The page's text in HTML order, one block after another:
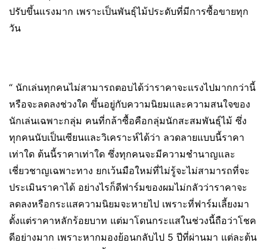
ปรับขึ้นแรงมาก เพราะเป็นพันธุ์ไม้ประดับที่มีการซื้อขายทุก
วัน
“ นักเล่นทุกคนไม่สามารถตอบได้ว่าราคาจะแรงไปมากกว่านี้
หรือจะลดลงช่วงใด ขึ้นอยู่กับความนิยมและความสนใจของ
นักเล่นเฉพาะกลุ่ม คนที่กล้าซื้อคือกลุ่มนักสะสมพันธุ์ไม้ ซึ่ง
ทุกคนนับเป็นเซียนและวิเคราะห์ได้ว่า ลวดลายแบบนี้ราคา
เท่าใด ต้นนี้ราคาเท่าใด ซึ่งทุกคนจะมีความชำนาญและ
เชี่ยวชาญเฉพาะทาง ยกเว้นมือใหม่ที่ไม่รู้จะไม่สามารถที่จะ
ประเมินราคาได้ อย่างไรก็ดีฟาร์มของผมไม่กลัวว่าราคาจะ
ลดลงหรือกระแสความนิยมจะหายไป เพราะที่ฟาร์มเลี้ยงมา
ตั้งแต่ราคาหลักร้อยบาท แต่มาโดนกระแสในช่วงนี้ถือว่าโชค
ดีอย่างมาก เพราะหากมองย้อนกลับไป 5 ปีที่ผ่านมา แต่ละต้น